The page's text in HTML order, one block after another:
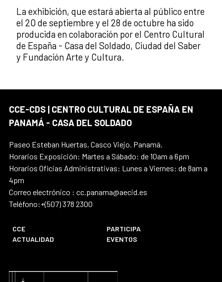
La exhibición, que estará abierta al público entre
el 20 de septiembre y el 28 de octubre ha sido
producida en colaboración por el Centro Cultural
de España - Casa del Soldado, Ciudad del Saber
y Fundación Arte y Cultura.
CCE-CDS | CENTRO CULTURAL DE ESPAÑA EN
PANAMÁ - CASA DEL SOLDADO
Paseo Esteban Huertas, Casco Viejo. Panamá.
Horarios Exposición: Martes a Sábado: de 10am a 6pm
Horarios Oficias Administrativas: Lunes a Viernes: de 8am a
4pm
Correo electrónico : cc.panama@aecid.es
Teléfono:+(507) 378 2300
CCE
PARTICIPA
ACTUALIDAD
EVENTOS